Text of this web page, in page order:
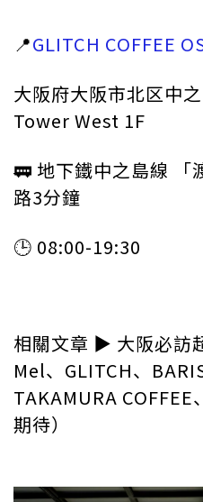
📍GLITCH COFFEE
大阪府大阪市北区中
Tower West 1F
🚃 地下鐵中之島線 「
路3分鐘
🕒 08:00-19:30
相關文章 ▶︎ 大阪必訪
Mel、GLITCH、
TAKAMURA
期待）